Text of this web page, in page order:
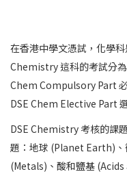
在香港中學文憑試，化學
Chemistry 這科的考試分
Chem Compulsory Part
DSE Chem Elective Part
DSE Chemistry 考核的課
題：地球 (Planet Earth)
(Metals)、酸和鹽基